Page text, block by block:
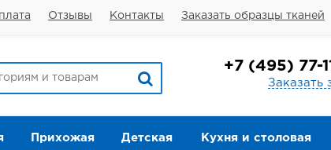
Отзывы Контакты Заказать образцы тканей
+7 (495) 77-
Заказать
Прихожая Детская Кухня и столовая